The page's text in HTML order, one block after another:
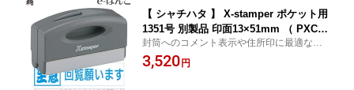
【 シャチハタ 】 X-stamper ポケット用
1351号 別製品 印面13×51mm （ PXCP-
1A〜3A ／ 全3色 ／ 自由に印面デザイ
ン可） すぐ使える 印鑑 浸透印 はんこ
封筒へのコメント表示や住所印に最適なサ
イズのスタンプですが、回転式の取っ手が
ケースを兼ねていて持ち歩きに便利なのが
3,520円